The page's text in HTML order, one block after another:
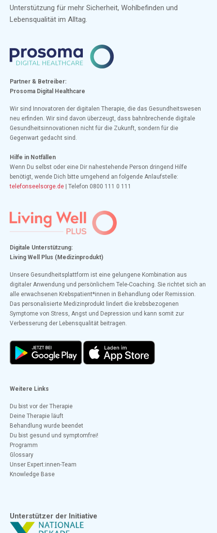
Unterstützung für mehr Sicherheit, Wohlbefinden und
Lebensqualität im Alltag.
Partner & Betreiber:
Prosoma Digital Healthcare
Wir sind Innovatoren der digitalen Therapie, die das Gesundheitswesen
neu erfinden. Wir sind davon überzeugt, dass bahnbrechende digitale
Gesundheitsinnovationen nicht für die Zukunft, sondern für die
Gegenwart gedacht sind.
Hilfe in Notfällen
Wenn Du selbst oder eine Dir nahestehende Person dringend Hilfe
benötigt, wende Dich bitte umgehend an folgende Anlaufstelle:
telefonseelsorge.de | Telefon 0800 111 0 111
Digitale Unterstützung:
Living Well Plus (Medizinprodukt)
Unsere Gesundheitsplattform ist eine gelungene Kombination aus
digitaler Anwendung und persönlichem Tele-Coaching. Sie richtet sich an
alle erwachsenen Krebspatient*innen in Behandlung oder Remission.
Das personalisierte Medizinprodukt lindert die krebsbezogenen
Symptome von Stress, Angst und Depression und kann somit zur
Verbesserung der Lebensqualität beitragen.
Weitere Links
Du bist vor der Therapie
Deine Therapie läuft
Behandlung wurde beendet
Du bist gesund und symptomfrei!
Programm
Glossary
Unser Expert:innen-Team
Knowledge Base
Unterstützer der Initiative